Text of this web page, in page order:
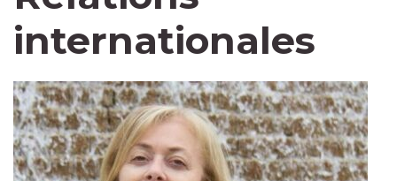
internationales